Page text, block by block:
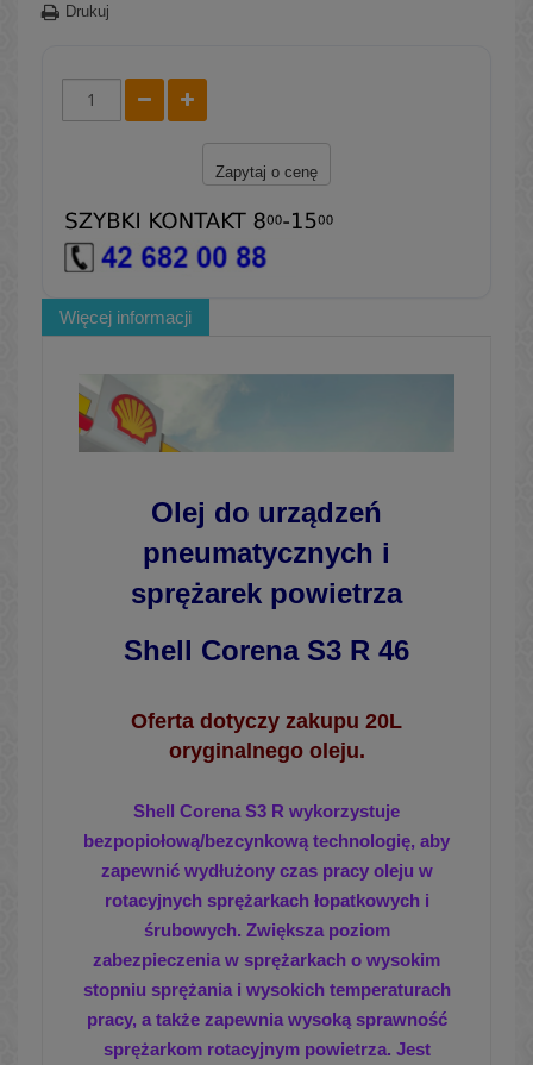
Drukuj
Zapytaj o cenę
Więcej informacji
Olej do urządzeń
pneumatycznych i
sprężarek powietrza
Shell Corena S3 R 46
Oferta dotyczy zakupu 20L
oryginalnego oleju.
Shell Corena S3 R wykorzystuje
bezpopiołową/bezcynkową technologię, aby
zapewnić wydłużony czas pracy oleju w
rotacyjnych sprężarkach łopatkowych i
śrubowych. Zwiększa poziom
zabezpieczenia w sprężarkach o wysokim
stopniu sprężania i wysokich temperaturach
pracy, a także zapewnia wysoką sprawność
sprężarkom rotacyjnym powietrza. Jest